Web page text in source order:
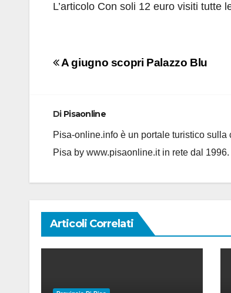
L’articolo Con soli 12 euro visiti tutte
Navigazione
A giugno scopri Palazzo Blu
Di Pisaonline
Pisa-online.info è un portale turistico
Pisa by www.pisaonline.it in rete dal 1996.
Articoli Correlati